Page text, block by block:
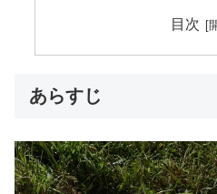
目次
あらすじ